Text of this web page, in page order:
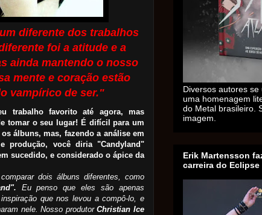
diferente dos trabalhos
foi a atitude e a
ainda mantendo o nosso
mente e coração estão
vampírico de ser."
trabalho favorito até agora, mas
tomar o seu lugar! É difícil para um
álbuns, mas, fazendo a análise em
produção, você diria "Candyland"
sucedido, e considerado o ápice da
dois álbuns diferentes, como
Eu penso que eles são apenas
que nos levou a compô-lo, e
nele. Nosso produtorChristian Ice
Diversos autores
uma homenagem
do Metal brasileiro.
imagem.
Erik Martensson
carreira do Eclipse